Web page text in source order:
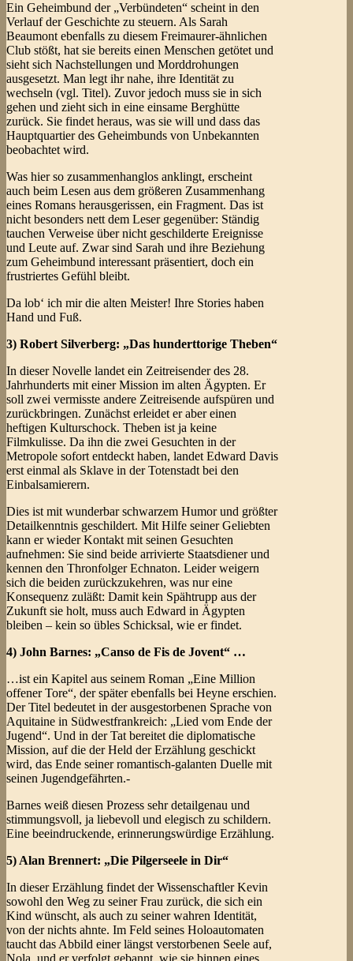
Ein Geheimbund der „Verbündeten“ scheint in den
Verlauf der Geschichte zu steuern. Als Sarah
Beaumont ebenfalls zu diesem Freimaurer-ähnlichen
Club stößt, hat sie bereits einen Menschen getötet und
sieht sich Nachstellungen und Morddrohungen
ausgesetzt. Man legt ihr nahe, ihre Identität zu
wechseln (vgl. Titel). Zuvor jedoch muss sie in sich
gehen und zieht sich in eine einsame Berghütte
zurück. Sie findet heraus, was sie will und dass das
Hauptquartier des Geheimbunds von Unbekannten
beobachtet wird.
Was hier so zusammenhanglos anklingt, erscheint
auch beim Lesen aus dem größeren Zusammenhang
eines Romans herausgerissen, ein Fragment. Das ist
nicht besonders nett dem Leser gegenüber: Ständig
tauchen Verweise über nicht geschilderte Ereignisse
und Leute auf. Zwar sind Sarah und ihre Beziehung
zum Geheimbund interessant präsentiert, doch ein
frustriertes Gefühl bleibt.
Da lob‘ ich mir die alten Meister! Ihre Stories haben
Hand und Fuß.
3) Robert Silverberg: „Das hunderttorige Theben“
In dieser Novelle landet ein Zeitreisender des 28.
Jahrhunderts mit einer Mission im alten Ägypten. Er
soll zwei vermisste andere Zeitreisende aufspüren und
zurückbringen. Zunächst erleidet er aber einen
heftigen Kulturschock. Theben ist ja keine
Filmkulisse. Da ihn die zwei Gesuchten in der
Metropole sofort entdeckt haben, landet Edward Davis
erst einmal als Sklave in der Totenstadt bei den
Einbalsamierern.
Dies ist mit wunderbar schwarzem Humor und größter
Detailkenntnis geschildert. Mit Hilfe seiner Geliebten
kann er wieder Kontakt mit seinen Gesuchten
aufnehmen: Sie sind beide arrivierte Staatsdiener und
kennen den Thronfolger Echnaton. Leider weigern
sich die beiden zurückzukehren, was nur eine
Konsequenz zuläßt: Damit kein Spähtrupp aus der
Zukunft sie holt, muss auch Edward in Ägypten
bleiben – kein so übles Schicksal, wie er findet.
4) John Barnes: „Canso de Fis de Jovent“ …
…ist ein Kapitel aus seinem Roman „Eine Million
offener Tore“, der später ebenfalls bei Heyne erschien.
Der Titel bedeutet in der ausgestorbenen Sprache von
Aquitaine in Südwestfrankreich: „Lied vom Ende der
Jugend“. Und in der Tat bereitet die diplomatische
Mission, auf die der Held der Erzählung geschickt
wird, das Ende seiner romantisch-galanten Duelle mit
seinen Jugendgefährten.-
Barnes weiß diesen Prozess sehr detailgenau und
stimmungsvoll, ja liebevoll und elegisch zu schildern.
Eine beeindruckende, erinnerungswürdige Erzählung.
5) Alan Brennert: „Die Pilgerseele in Dir“
In dieser Erzählung findet der Wissenschaftler Kevin
sowohl den Weg zu seiner Frau zurück, die sich ein
Kind wünscht, als auch zu seiner wahren Identität,
von der nichts ahnte. Im Feld seines Holoautomaten
taucht das Abbild einer längst verstorbenen Seele auf,